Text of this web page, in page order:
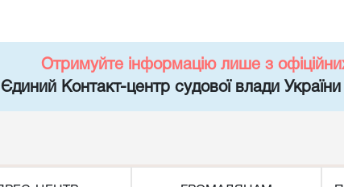
Отримуйте інформацію лише з
Єдиний Контакт-центр судової влади